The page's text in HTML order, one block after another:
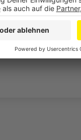
Fahrtrichtung
(Fahrtrichtung Olpe)
lokale Umleitungen
Anzeige